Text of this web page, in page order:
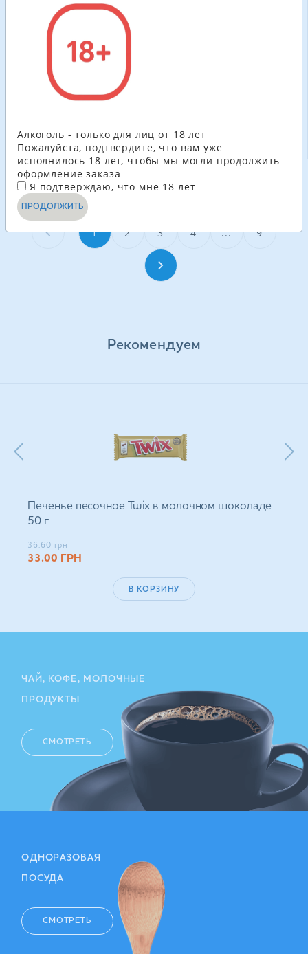
сильногазированный
напиток
12 шт. в уп.
грн
ГРН
+
СМОТРЕТЬ ЕЩЁ
1 2 3 4 ... 9
Рекомендуем
Печенье песочное Twix в молочном шоколаде
50 г
36.60 грн
33.00 ГРН
В КОРЗИНУ
ЧАЙ, КОФЕ, МОЛОЧНЫЕ
ПРОДУКТЫ
СМОТРЕТЬ
ОДНОРАЗОВАЯ
ПОСУДА
СМОТРЕТЬ
Алкоголь - только для лиц от 18 лет
Пожалуйста, подтвердите, что вам уже
исполнилось 18 лет, чтобы мы могли продолжить
оформление заказа
Я подтверждаю, что мне 18 лет
ПРОДОЛЖИТЬ